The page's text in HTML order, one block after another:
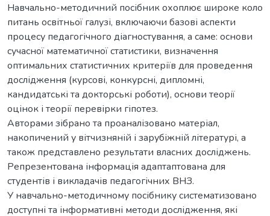
Навчально-методичний посібник охоплює широке коло
питань освітньої галузі, включаючи базові аспекти
процесу педагогічного діагностування, а саме: основи
сучасної математичної статистики, визначення
оптимальних статистичних критеріїв для проведення
дослідження (курсові, конкурсні, дипломні,
кандидатські та докторські роботи), основи теорії
оцінок і теорії перевірки гіпотез.
Авторами зібрано та проаналізовано матеріал,
накопичений у вітчизняній і зарубіжній літературі, а
також представлено результати власних досліджень.
Репрезентована інформація адаптаптована для
студентів і викладачів педагогічних ВНЗ.
У навчально-методичному посібнику систематизовано
доступні та інформативні методи дослідження, які